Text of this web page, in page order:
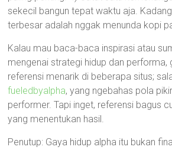
sekecil bangun tepat waktu aja.
terbesar adalah nggak menunda kopi
Kalau mau baca-baca inspirasi atau
mengenai strategi hidup dan performa,
referensi menarik di beberapa situs;
fueledbyalpha, yang ngebahas pola
performer. Tapi inget, referensi bagus
yang menentukan hasil.
Penutup: Gaya hidup alpha itu bukan